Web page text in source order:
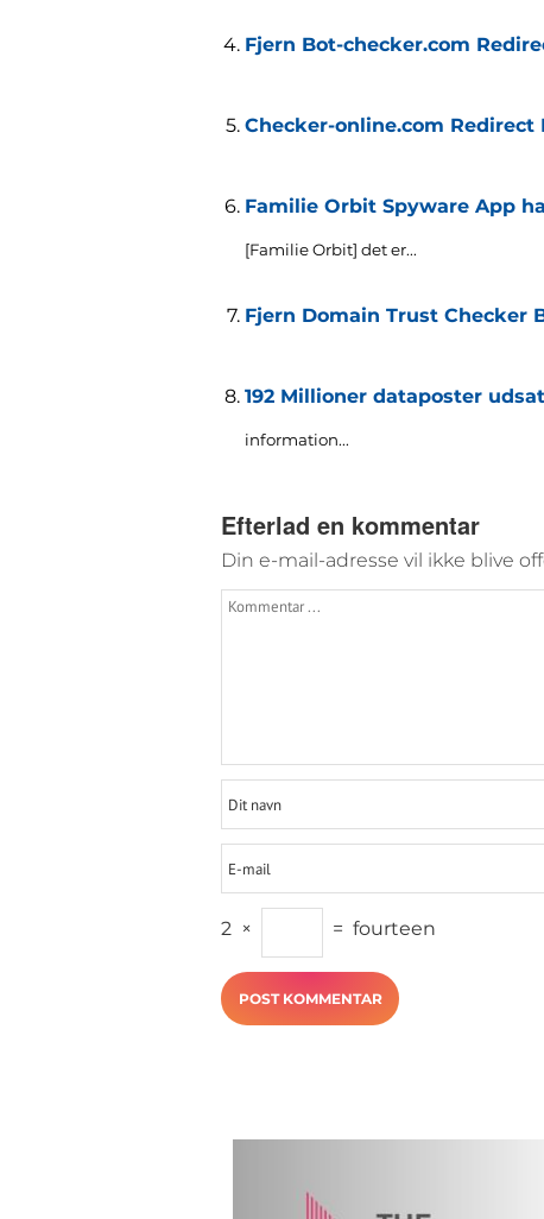
Fjern Bot-checker.com
Checker-online.com Redirect
Familie Orbit Spyware App
[Familie Orbit] det er...
Fjern Domain Trust Checker
192 Millioner dataposter
information...
Efterlad en kommentar
Din e-mail-adresse vil ikke blive
2 × = fourteen